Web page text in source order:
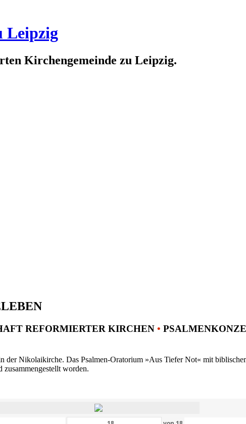
Leipzig
Kirchengemeinde zu Leipzig.
REFORMIERTER KIRCHEN •
Nikolaikirche. Das Psalmen-Oratorium »Aus Tiefer Not« mit
worden.